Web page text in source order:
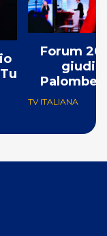
Forum
TV ITALIANA